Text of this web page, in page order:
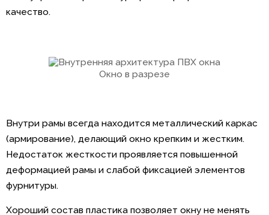
качество.
Окно в разрезе
Внутри рамы всегда находится металлический каркас
(армирование), делающий окно крепким и жестким.
Недостаток жесткости проявляется повышенной
деформацией рамы и слабой фиксацией элементов
фурнитуры.
Хороший состав пластика позволяет окну не менять